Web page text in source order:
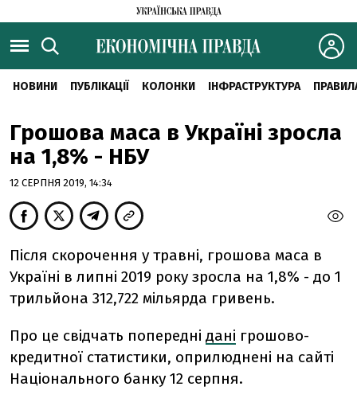
НОВИНИ ПУБЛІКАЦІЇ КОЛОНКИ ІНФРАСТРУКТУРА
Грошова маса в Україні зросла
на 1,8% - НБУ
12 СЕРПНЯ 2019, 14:34
Після скорочення у травні, грошова маса в
Україні в липні 2019 року зросла на 1,8% - до 1
трильйона 312,722 мільярда гривень.
Про це свідчать попередні дані грошово-
кредитної статистики, оприлюднені на сайті
Національного банку 12 серпня.